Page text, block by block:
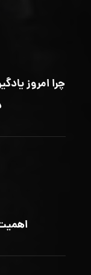
چرا امروز